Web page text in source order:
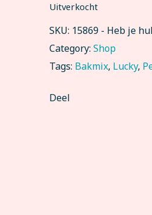
Uitverkocht
SKU: 15869 - Heb je
Category:Shop
Tags: Bakmix, Lucky,
Deel